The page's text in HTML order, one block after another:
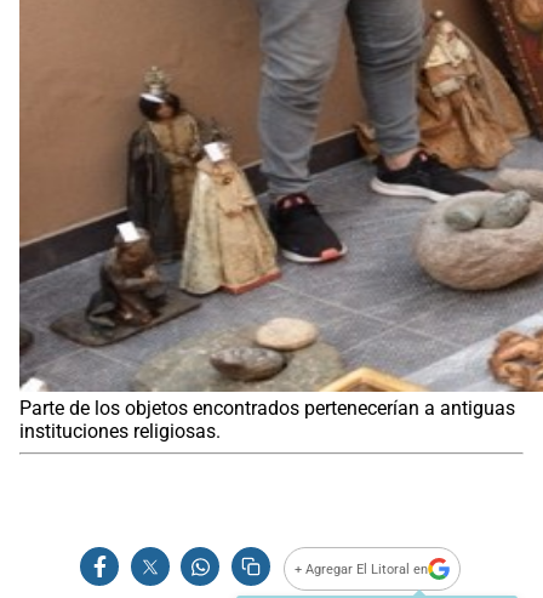
Parte de los objetos encontrados pertenecerían a antiguas
instituciones religiosas.
+ Agregar El Litoral en